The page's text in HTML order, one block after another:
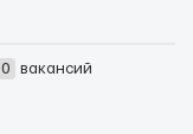
0
вакансий